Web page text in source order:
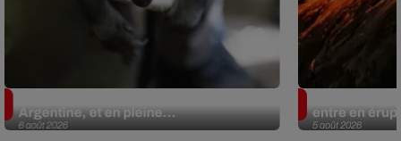
6 août 2026
Argentine, et en pleine...
5 août 2026
entre en